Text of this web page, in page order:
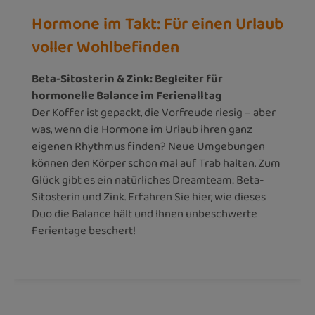
Hormone im Takt: Für einen Urlaub
voller Wohlbefinden
Beta-Sitosterin & Zink: Begleiter für
hormonelle Balance im Ferienalltag
Der Koffer ist gepackt, die Vorfreude riesig – aber
was, wenn die Hormone im Urlaub ihren ganz
eigenen Rhythmus finden? Neue Umgebungen
können den Körper schon mal auf Trab halten. Zum
Glück gibt es ein natürliches Dreamteam: Beta-
Sitosterin und Zink. Erfahren Sie hier, wie dieses
Duo die Balance hält und Ihnen unbeschwerte
Ferientage beschert!